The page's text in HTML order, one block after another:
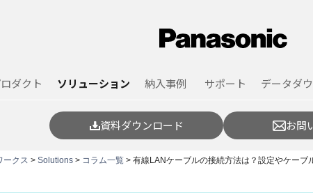
ダクト ソリューション 納入事例 サポート データダ
資料ダウンロード お問
ークス > Solutions> コラム一覧> 有線LANケーブルの接続方法は？設定やケーブ